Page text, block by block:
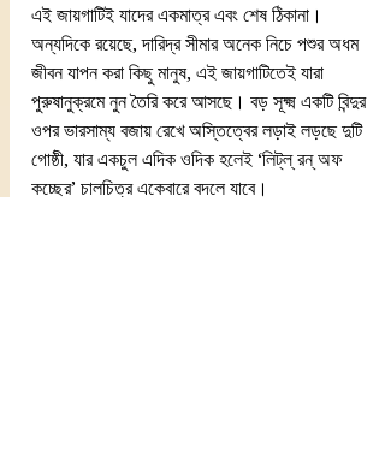
এই জায়গাটিই যাদের একমাত্র এবং শেষ ঠিকানা।
অন্যদিকে রয়েছে, দারিদ্র সীমার অনেক নিচে পশুর অধম
জীবন যাপন করা কিছু মানুষ, এই জায়গাটিতেই যারা
পুরুষানুক্রমে নুন তৈরি করে আসছে। বড় সূক্ষ্ম একটি বিন্দুর
ওপর ভারসাম্য বজায় রেখে অস্তিত্বের লড়াই লড়ছে দুটি
গোষ্ঠী, যার একচুল এদিক ওদিক হলেই ‘লিট্‌ল্‌ রন্‌ অফ
কচ্ছের’ চালচিত্র একেবারে বদলে যাবে।